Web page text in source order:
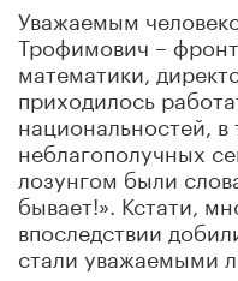
Уважаемым
Трофимович –
математики,
приходилось
национальностей, в
неблагополучных
лозунгом были
бывает!». Кстати,
впоследствии
стали уважаемыми